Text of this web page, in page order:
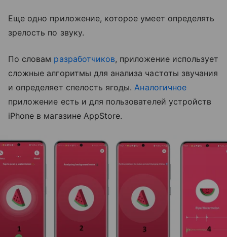
Еще одно приложение, которое умеет определять
зрелость по звуку.
По словам разработчиков, приложение использует
сложные алгоритмы для анализа частоты звучания
и определяет спелость ягоды.Аналогичное
приложение есть и для пользователей устройств
iPhone в магазине AppStore.